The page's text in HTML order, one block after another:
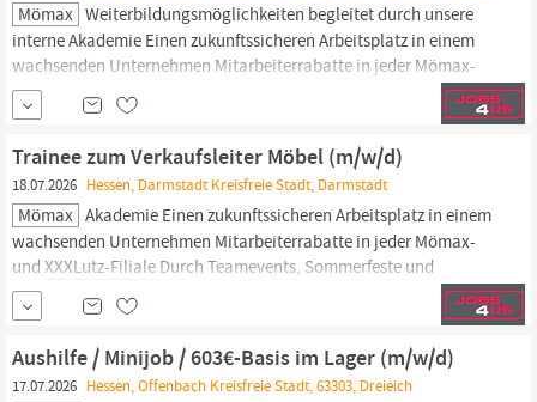
Mömax Weiterbildungsmöglichkeiten begleitet durch unsere
interne Akademie Einen zukunftssicheren Arbeitsplatz in einem
wachsenden Unternehmen Mitarbeiterrabatte in jeder Mömax-
und XXXLutz-Filiale
Weihnachtsfeiern wird der Teamzusammenhalt gestärkt Eine
unbefristete Anstellung Über Mömax Als führendes Möbelhaus
in...
Trainee zum Verkaufsleiter Möbel (m/w/d)
18.07.2026 Hessen, Darmstadt Kreisfreie Stadt, Darmstadt
Mömax Akademie Einen zukunftssicheren Arbeitsplatz in einem
wachsenden Unternehmen Mitarbeiterrabatte in jeder Mömax-
und XXXLutz-Filiale Durch Teamevents, Sommerfeste und
Weihnachtsfeiern wird der Teamzusammenhalt gestärkt
Vergünstigtes Essen in unseren eigenen Mömax-Restaurants Eine
unbefristete Anstellung Über Mömax Als führendes Möbelhaus in
Deutschland...
Aushilfe / Minijob / 603€-Basis im Lager (m/w/d)
17.07.2026 Hessen, Offenbach Kreisfreie Stadt, 63303, Dreieich